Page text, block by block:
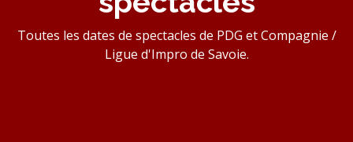
Toutes les dates de spectacles de PDG et Compagnie /
Ligue d'Impro de Savoie.